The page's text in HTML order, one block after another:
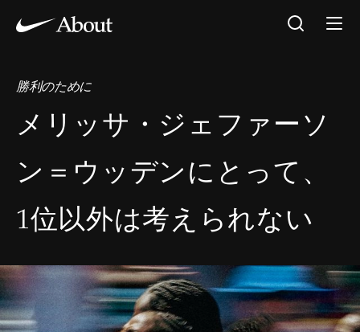
勝利のために
メリッサ・ジェファーソ
ン＝ウッデンにとって、
1位以外は考えられない